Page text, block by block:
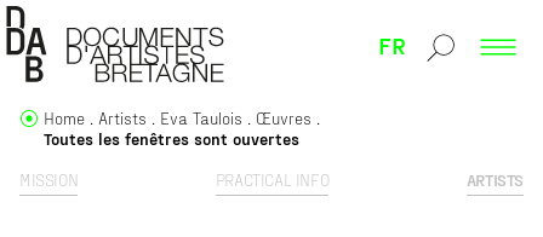
FR
MISSION PRACTICAL INFO ARTISTS
Home Artists Eva Taulois
Œuvres
Toutes les fenêtres sont ouvertes